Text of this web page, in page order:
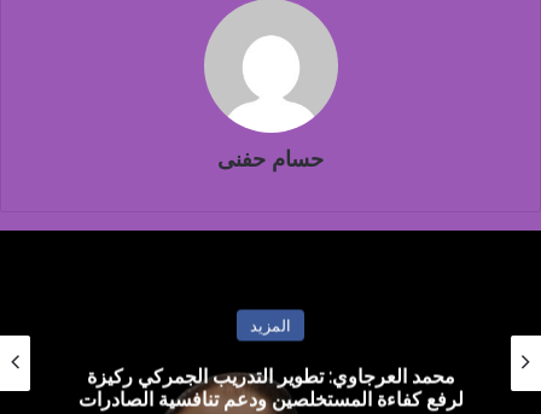
حسام حفنى
المزيد
القاهرة تستضيف أول ملتقى دولي في أفريقيا
لمناقشة تأثيرات تغير المناخ في هندسة الرياح